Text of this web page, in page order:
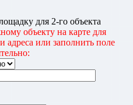
для 2-го объекта
объекту на карте для
адреса или заполнить поле